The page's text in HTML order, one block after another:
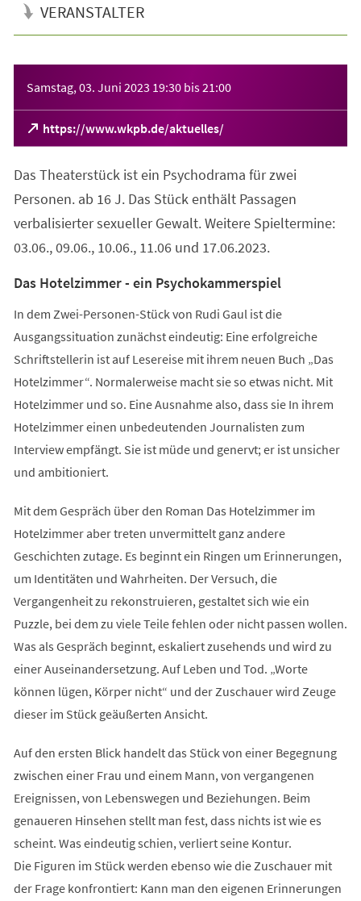
VERANSTALTER
Samstag, 03. Juni 2023 19:30 bis21:00
https://www.wkpb.de/aktuelles/
(Öffnet
in
neuen
Das Theaterstück ist ein Psychodrama für zwei
Personen. ab 16 J. Das Stück enthält Passagen
verbalisierter sexueller Gewalt. Weitere Spieltermine:
03.06., 09.06., 10.06., 11.06 und 17.06.2023.
Das Hotelzimmer - ein Psychokammerspiel
In dem Zwei-Personen-Stück von Rudi Gaul ist die
Ausgangssituation zunächst eindeutig: Eine erfolgreiche
Schriftstellerin ist auf Lesereise mit ihrem neuen Buch „Das
Hotelzimmer“. Normalerweise macht sie so etwas nicht. Mit
Hotelzimmer und so. Eine Ausnahme also, dass sie In ihrem
Hotelzimmer einen unbedeutenden Journalisten zum
Interview empfängt. Sie ist müde und genervt; er ist unsicher
und ambitioniert.
Mit dem Gespräch über den Roman Das Hotelzimmer im
Hotelzimmer aber treten unvermittelt ganz andere
Geschichten zutage. Es beginnt ein Ringen um Erinnerungen,
um Identitäten und Wahrheiten. Der Versuch, die
Vergangenheit zu rekonstruieren, gestaltet sich wie ein
Puzzle, bei dem zu viele Teile fehlen oder nicht passen wollen.
Was als Gespräch beginnt, eskaliert zusehends und wird zu
einer Auseinandersetzung. Auf Leben und Tod. „Worte
können lügen, Körper nicht“ und der Zuschauer wird Zeuge
dieser im Stück geäußerten Ansicht.
Auf den ersten Blick handelt das Stück von einer Begegnung
zwischen einer Frau und einem Mann, von vergangenen
Ereignissen, von Lebenswegen und Beziehungen. Beim
genaueren Hinsehen stellt man fest, dass nichts ist wie es
scheint. Was eindeutig schien, verliert seine Kontur.
Die Figuren im Stück werden ebenso wie die Zuschauer mit
der Frage konfrontiert: Kann man den eigenen Erinnerungen